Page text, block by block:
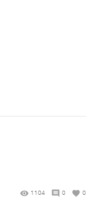
1104 0 0